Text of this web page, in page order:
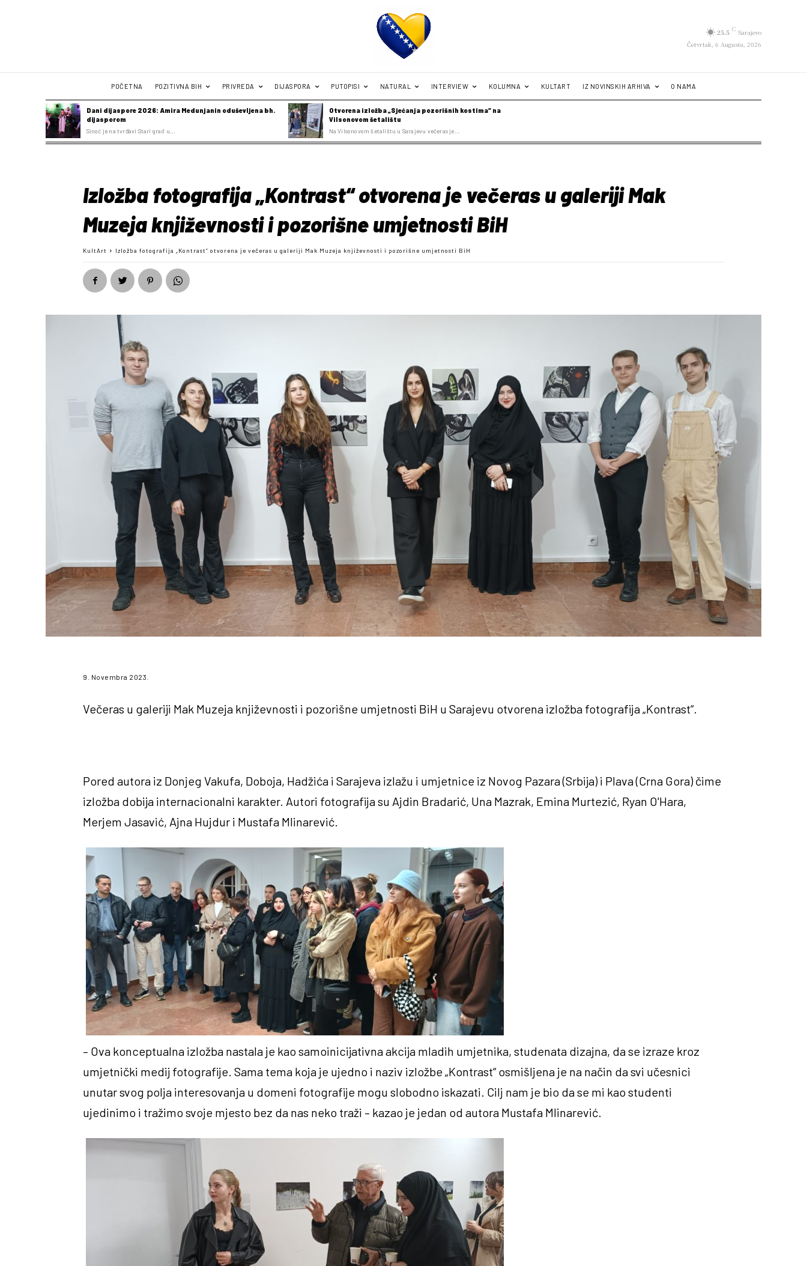
25.5 C Sarajevo
Četvrtak, 6 Augusta, 2026
POČETNA POZITIVNA BIH PRIVREDA DIJASPORA PUTOPISI NATURAL INTERVIEW KOLUMNA KULTART IZ NOVINSKIH ARHIVA O NAMA
Dani dijaspore 2026: Amira Medunjanin oduševljena bh.
dijasporom
Sinoć je na tvrđavi Stari grad u...
Otvorena izložba „Sjećanja pozorišnih kostima“ na
Vilsonovom šetalištu
Na Vilsonovom šetalištu u Sarajevu večeras je...
Izložba fotografija „Kontrast“ otvorena je večeras u galeriji Mak
Muzeja književnosti i pozorišne umjetnosti BiH
KultArt Izložba fotografija „Kontrast“ otvorena je večeras u galeriji Mak Muzeja književnosti i pozorišne umjetnosti BiH
9. Novembra 2023.
Večeras u galeriji Mak Muzeja književnosti i pozorišne umjetnosti BiH u Sarajevu otvorena izložba fotografija „Kontrast“.
Pored autora iz Donjeg Vakufa, Doboja, Hadžića i Sarajeva izlažu i umjetnice iz Novog Pazara (Srbija) i Plava (Crna Gora) čime
izložba dobija internacionalni karakter. Autori fotografija su Ajdin Bradarić, Una Mazrak, Emina Murtezić, Ryan O'Hara,
Merjem Jasavić, Ajna Hujdur i Mustafa Mlinarević.
– Ova konceptualna izložba nastala je kao samoinicijativna akcija mladih umjetnika, studenata dizajna, da se izraze kroz
umjetnički medij fotografije. Sama tema koja je ujedno i naziv izložbe „Kontrast“ osmišljena je na način da svi učesnici
unutar svog polja interesovanja u domeni fotografije mogu slobodno iskazati. Cilj nam je bio da se mi kao studenti
ujedinimo i tražimo svoje mjesto bez da nas neko traži – kazao je jedan od autora Mustafa Mlinarević.